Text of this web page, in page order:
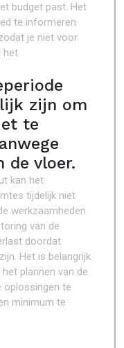
budget past. Het
te informeren
je niet voor
het
zijn om
te
de vloer.
kan het
tijdelijk niet
werkzaamheden
van de
doordat
Het is belangrijk
plannen van de
oplossingen te
minimum te